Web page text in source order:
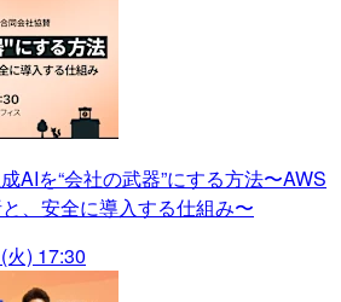
AIを“会社の武器”にする方法〜AWS
、安全に導入する仕組み〜
) 17:30